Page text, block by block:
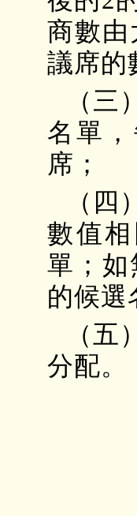
商數
議席的
（
名單
席；
（
數值
單；
的候選
（
分配。